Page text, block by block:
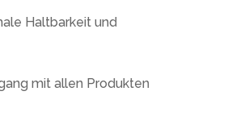
Haltbarkeit und
mit allen Produkten